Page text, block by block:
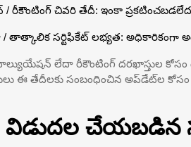
రీకౌంటింగ్ చివరి తేదీ: ఇంకా
సర్టిఫికేట్ లభ్యత: అధికారికంగా
లేదా రీకౌంటింగ్ దరఖాస్తుల
ఈ తేదీలకు సంబంధించిన అప్‌డేట్‌ల
చేయబడిన